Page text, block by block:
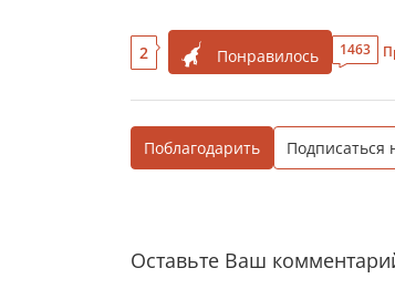
2 Понравилось 1463
Поблагодарить Подписаться
Оставьте Ваш